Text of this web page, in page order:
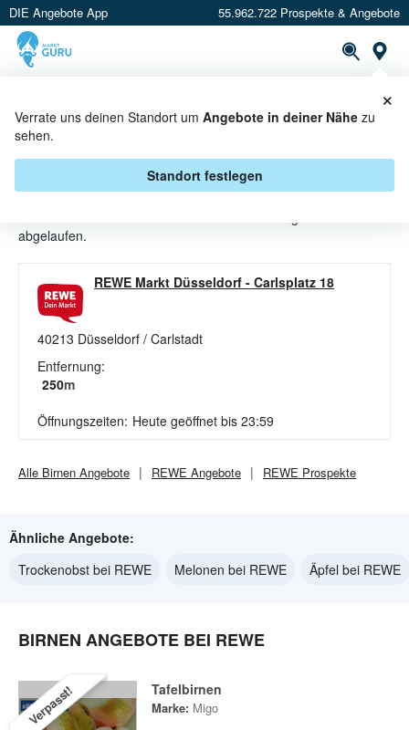
DIE Angebote App 55.962.722 Prospekte & Angebote
Verrate uns deinen Standort um Angebote in deiner Nähe zu
sehen.
Standort festlegen
×
BIRNEN ANGEBOTE & AKTIONEN
abgelaufen.
REWE Markt Düsseldorf - Carlsplatz 18
40213 Düsseldorf / Carlstadt
Entfernung:
250m
Öffnungszeiten: Heute geöffnet bis 23:59
Alle Birnen Angebote REWE Angebote REWE Prospekte
Ähnliche Angebote:
Trockenobst bei REWE
Melonen bei REWE Äpfel bei REWE
BIRNEN ANGEBOTE BEI REWE
Verpasst! Tafelbirnen
Marke: Migo